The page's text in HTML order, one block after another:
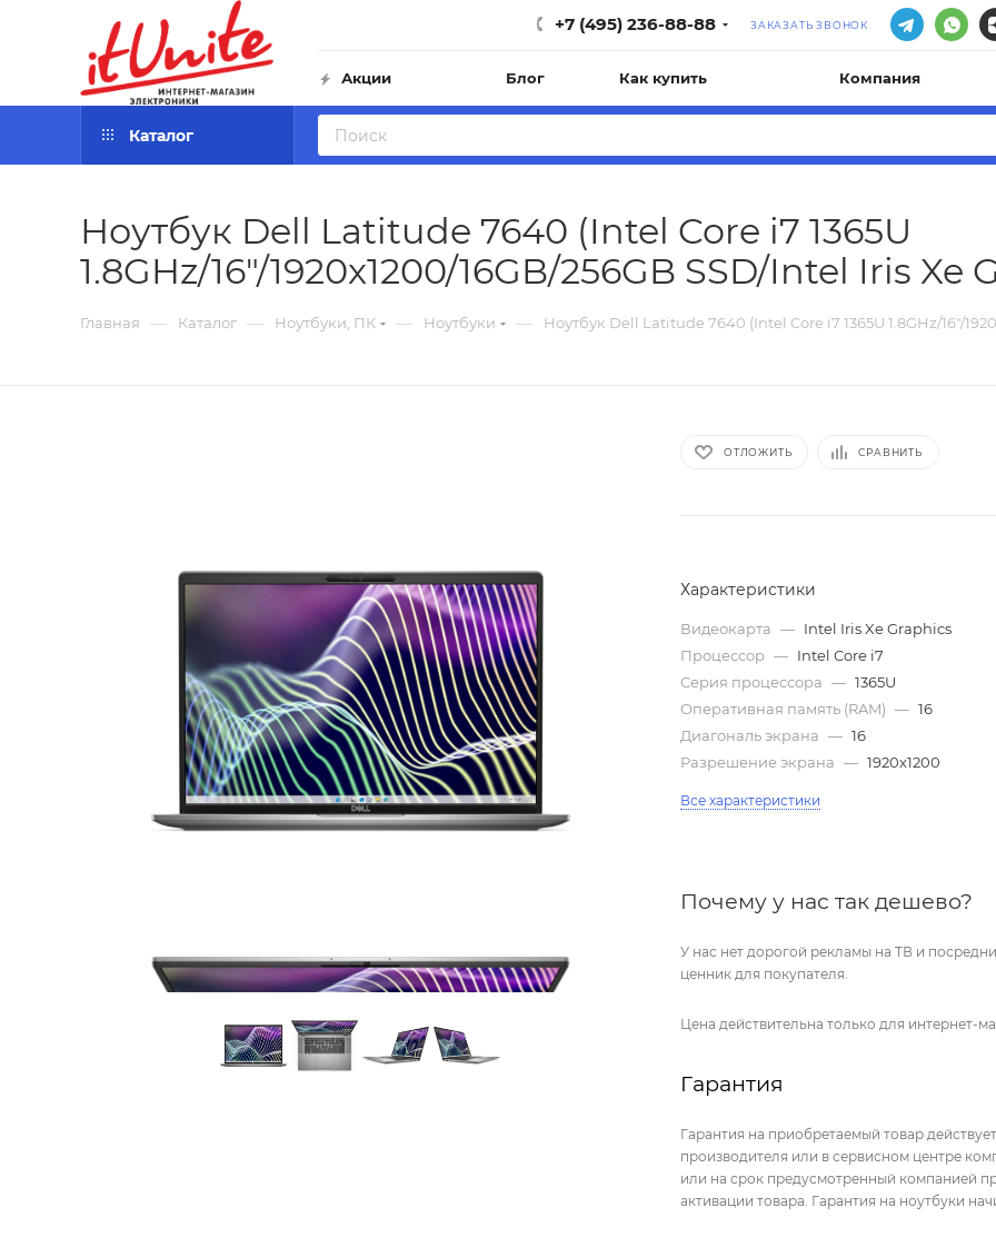
+7 (495) 236-88-88 ЗАКАЗАТЬ ЗВОНОК
Акции Блог Как купить Компания
Каталог
Ноутбук Dell Latitude 7640 (Intel Core i7 1365U
1.8GHz/16"/1920x1200/16GB/256GB SSD/Intel Iris Xe
Главная — Каталог — Ноутбуки, ПК — Ноутбуки — Ноутбук Dell Latitude 7640 (Intel Core i7 1365U 1.8GHz/16"/
ОТЛОЖИТЬ СРАВНИТЬ
Характеристики
Видеокарта — Intel Iris Xe Graphics
Процессор — Intel Core i7
Серия процессора — 1365U
Оперативная память (RAM) — 16
Диагональ экрана — 16
Разрешение экрана — 1920x1200
Все характеристики
Почему у нас так дешево?
У нас нет дорогой рекламы на ТВ и
ценник для покупателя.
Цена действительна только для интернет-
Гарантия
Гарантия на приобретаемый товар
производителя или в сервисном центре
или на срок предусмотренный компанией
активации товара. Гарантия на ноутбуки